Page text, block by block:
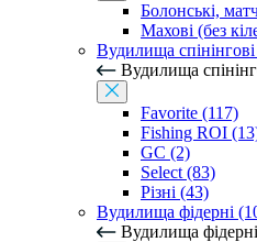
Болонські,
Махові (без
Вудилища
Вудилища
Favorite (117)
Fishing ROI
GC (2)
Select (83)
Різні (43)
Вудилища фідерні
Вудилища